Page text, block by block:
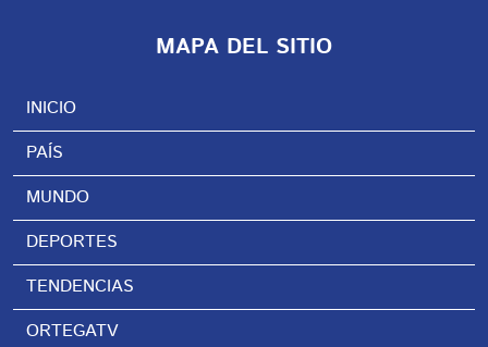
MAPA DEL SITIO
INICIO
PAÍS
MUNDO
DEPORTES
TENDENCIAS
ORTEGATV